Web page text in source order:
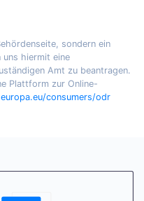
sondern ein
hiermit eine
Amt zu beantragen.
Plattform zur Online-
consumers/odr